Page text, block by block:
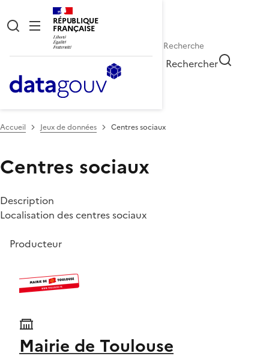
RÉPUBLIQUE
FRANÇAISE
Rechercher
Accueil Jeux de données Centres sociaux
Centres sociaux
Description
Localisation des centres sociaux
Producteur
Mairie de Toulouse